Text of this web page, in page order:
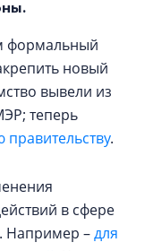
формальный
новый
вывели из
теперь
.
в сфере
Например –для